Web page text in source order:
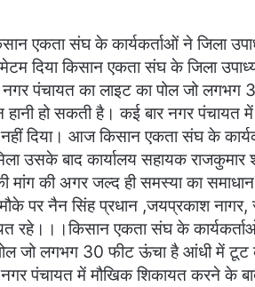
एकता संघ के कार्यकर्ताओं ने जिला
दिया किसान एकता संघ के जिला
नगर पंचायत का लाइट का पोल जो
हो सकती है। कई बार नगर पंचायत
नहीं दिया। आज किसान एकता संघ के
उसके बाद कार्यालय सहायक
की अगर जल्द ही समस्या का
पर नैन सिंह प्रधान ,जयप्रकाश नागर,
रहे।।।किसान एकता संघ के
जो लगभग 30 फीट ऊंचा है आंधी में
पंचायत में मौखिक शिकायत करने के